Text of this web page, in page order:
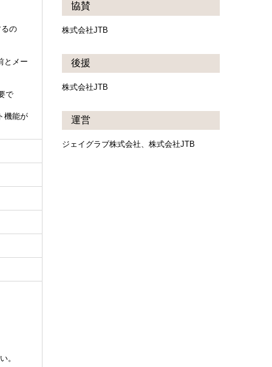
の
とメー
で
機能が
。
協賛
株式会社JTB
後援
株式会社JTB
運営
ジェイグラブ株式会社、株式会社JTB